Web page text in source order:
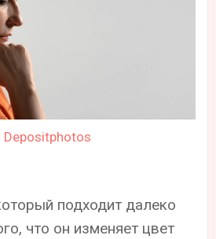
подходит далеко
что он изменяет цвет